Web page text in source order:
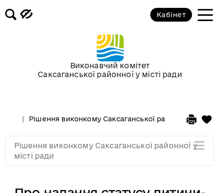
Виконавчий комітет
Саксаганської районної у місті ради
Кабінет
Рішення виконкому Саксаганської районної у місті
Рішення виконкому Саксаганської районної у
місті ради
Засідання виконкому від 17
березня 2010 року
Засідання виконкому від 17
лютого 2010 року
січня 2010 року